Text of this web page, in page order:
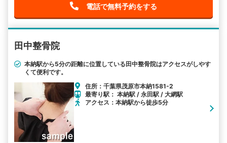
電話で無料予約をする
田中整骨院
本納駅から5分の距離に位置している田中整骨院はアクセスがしやす
くて便利です。
住所：千葉県茂原市本納1581-2
最寄り駅： 本納駅 / 永田駅 / 大網駅
アクセス：本納駅から徒歩5分